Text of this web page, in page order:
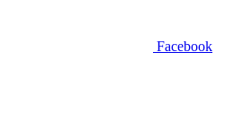
Facebook